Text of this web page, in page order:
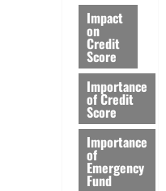
Impact
on
Credit
Score
Importance
of Credit
Score
Importance
of
Emergency
Fund